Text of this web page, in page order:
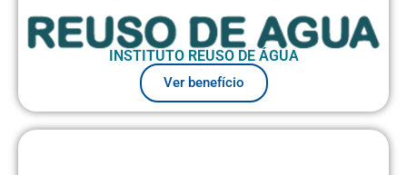
INSTITUTO REUSO DE ÁGUA
Ver benefício